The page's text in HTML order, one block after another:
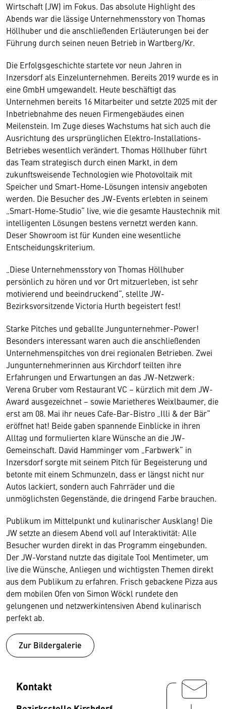
Wirtschaft (JW) im Fokus. Das absolute Highlight des
Abends war die lässige Unternehmensstory von Thomas
Höllhuber und die anschließenden Erläuterungen bei der
Führung durch seinen neuen Betrieb in Wartberg/Kr.
Die Erfolgsgeschichte startete vor neun Jahren in
Inzersdorf als Einzelunternehmen. Bereits 2019 wurde es in
eine GmbH umgewandelt. Heute beschäftigt das
Unternehmen bereits 16 Mitarbeiter und setzte 2025 mit der
Inbetriebnahme des neuen Firmengebäudes einen
Meilenstein. Im Zuge dieses Wachstums hat sich auch die
Ausrichtung des ursprünglichen Elektro-Installations-
Betriebes wesentlich verändert. Thomas Höllhuber führt
das Team strategisch durch einen Markt, in dem
zukunftsweisende Technologien wie Photovoltaik mit
Speicher und Smart-Home-Lösungen intensiv angeboten
werden. Die Besucher des JW-Events erlebten in seinem
„Smart-Home-Studio“ live, wie die gesamte Haustechnik mit
intelligenten Lösungen bestens vernetzt werden kann.
Deser Showroom ist für Kunden eine wesentliche
Entscheidungskriterium.
„Diese Unternehmensstory von Thomas Höllhuber
persönlich zu hören und vor Ort mitzuerleben, ist sehr
motivierend und beeindruckend“, stellte JW-
Bezirksvorsitzende Victoria Hurth begeistert fest!
Starke Pitches und geballte Jungunternehmer-Power!
Besonders interessant waren auch die anschließenden
Unternehmenspitches von drei regionalen Betrieben. Zwei
Jungunternehmerinnen aus Kirchdorf teilten ihre
Erfahrungen und Erwartungen an das JW-Netzwerk:
Verena Gruber vom Restaurant VC – kürzlich mit dem JW-
Award ausgezeichnet – sowie Marietheres Weixlbaumer, die
erst am 08. Mai ihr neues Cafe-Bar-Bistro „Illi & der Bär“
eröffnet hat! Beide gaben spannende Einblicke in ihren
Alltag und formulierten klare Wünsche an die JW-
Gemeinschaft. David Hamminger vom „Farbwerk“ in
Inzersdorf sorgte mit seinem Pitch für Begeisterung und
betonte mit einem Schmunzeln, dass er längst nicht nur
Autos lackiert, sondern auch Fahrräder und die
unmöglichsten Gegenstände, die dringend Farbe brauchen.
Publikum im Mittelpunkt und kulinarischer Ausklang! Die
JW setzte an diesem Abend voll auf Interaktivität: Alle
Besucher wurden direkt in das Programm eingebunden.
Der JW-Vorstand nutzte das digitale Tool Mentimeter, um
live die Wünsche, Anliegen und wichtigsten Themen direkt
aus dem Publikum zu erfahren. Frisch gebackene Pizza aus
dem mobilen Ofen von Simon Wöckl rundete den
gelungenen und netzwerkintensiven Abend kulinarisch
perfekt ab.
Zur Bildergalerie
Kontakt